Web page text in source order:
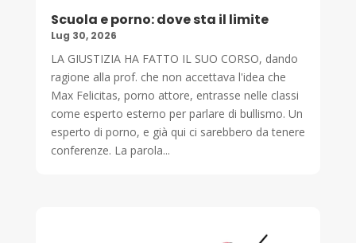
Scuola e porno: dove sta il limite
Lug 30, 2026
LA GIUSTIZIA HA FATTO IL SUO CORSO, dando
ragione alla prof. che non accettava l'idea che
Max Felicitas, porno attore, entrasse nelle classi
come esperto esterno per parlare di bullismo. Un
esperto di porno, e già qui ci sarebbero da tenere
conferenze. La parola...